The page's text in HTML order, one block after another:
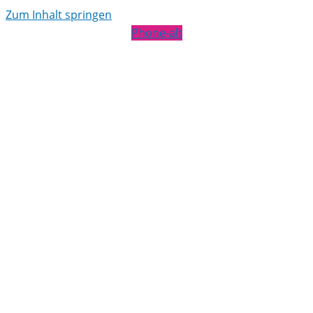
Zum Inhalt springen
Phone-alt